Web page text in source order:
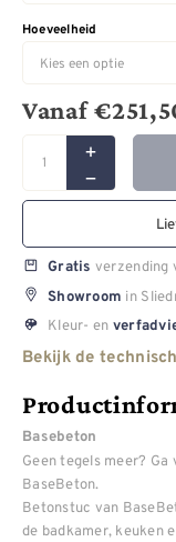
Hoeveelheid
Vanaf€
Gratis verzending
Showroom in
Kleur- en
Bekijk de
Basebeton
Geen tegels meer?
BaseBeton.
Betonstuc van
de badkamer, keuken